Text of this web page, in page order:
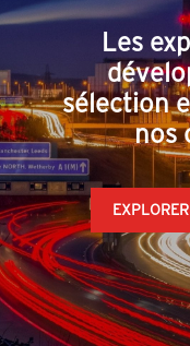
Les
sélection
nos